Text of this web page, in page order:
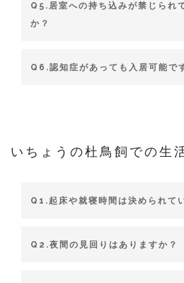
Q5.居室への持ち込みが禁じられ
か？
Q6.認知症があっても入居可能で
いちょうの杜鳥飼での生
Q1.起床や就寝時間は決められて
Q2.夜間の見回りはありますか？